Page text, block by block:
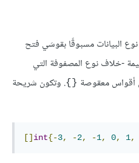
البيانات مسبوقًا بقوسَي فتح
-خلاف نوع المصفوفة التي
أقواس معقوصة {}. وتكون شريحة
[] int{-3, -2, -1, 0, 1,